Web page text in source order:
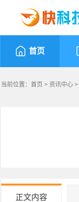
首页
当前位置： 首页 > 资讯中心 >
正文内容